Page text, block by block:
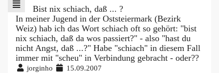
Bist nix schiach, daß ... ?
In meiner Jugend in der Oststeiermark (Bezirk
Weiz) hab ich das Wort schiach oft so gehört: "bist
nix schiach, daß da wos passiert?" - also "hast du
nicht Angst, daß ...?" Habe "schiach" in diesem Fall
immer mit "scheu" in Verbindung gebracht - oder??
jorginho 15.09.2007